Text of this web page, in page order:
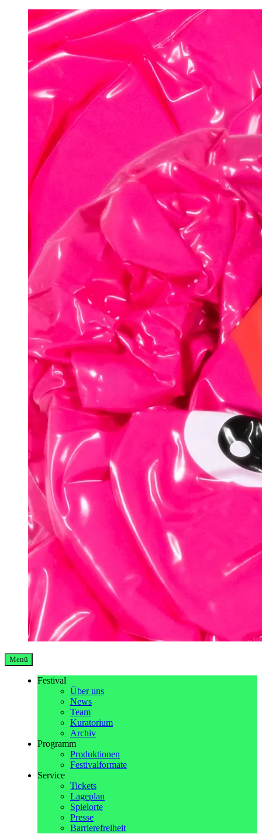
Menü
Festival
Über uns
News
Team
Kuratorium
Archiv
Programm
Produktionen
Festivalformate
Service
Tickets
Lageplan
Spielorte
Presse
Barrierefreiheit